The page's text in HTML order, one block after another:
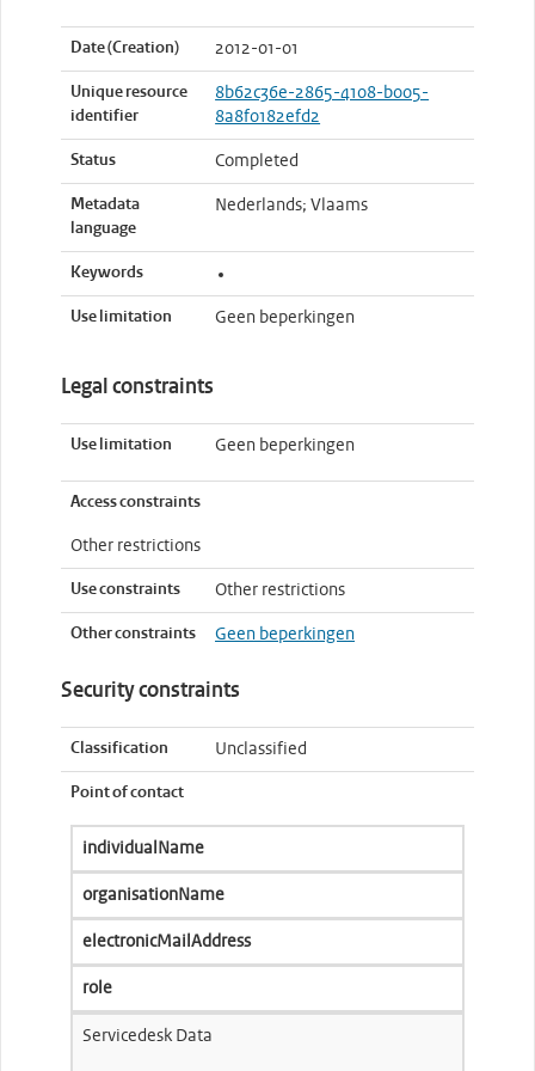
Date (Creation) 2012-01-01
Unique resource
identifier
8b62c36e-2865-4108-b005-
8a8f0182efd2
Status Completed
Metadata
language
Nederlands; Vlaams
Keywords
Use limitation Geen beperkingen
Legal constraints
Use limitation Geen beperkingen
Access constraints
Other restrictions
Use constraints Other restrictions
Other constraints Geen beperkingen
Security constraints
Classification Unclassified
Point of contact
individualName
organisationName
electronicMailAddress
role
Servicedesk Data